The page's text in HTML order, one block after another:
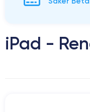
iPad -